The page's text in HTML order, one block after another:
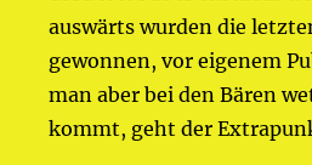
auswärts wurden die
gewonnen, vor eigenem
man aber bei den Bären
kommt, geht der